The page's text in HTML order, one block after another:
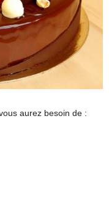
aurez besoin de :